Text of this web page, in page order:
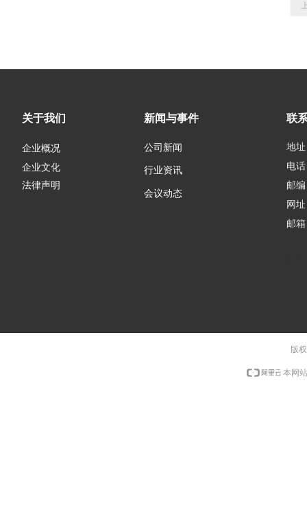
新闻与事件 联
地
电
邮
网
邮
关于我们
企业概况
企业文化
公司新闻
行业资讯
会议动态
法律声明
版
本网